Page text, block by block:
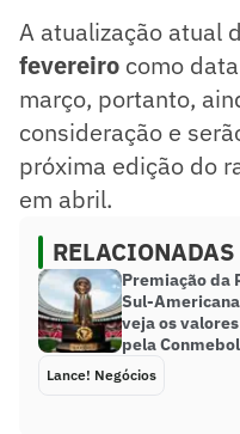
A atualização atual
fevereiro como
março, portanto,
consideração e
próxima edição do
em abril.
RELACIONADAS
Premiação da
Sul-
veja os
pela Conmebol
Lance! Negócios